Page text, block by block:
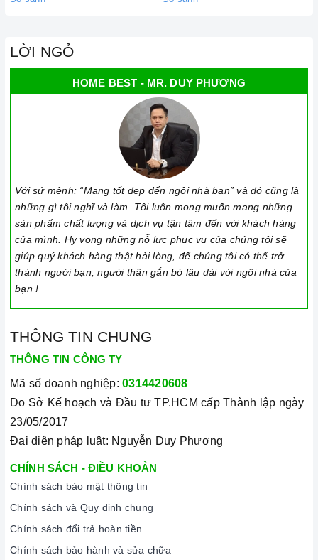
Mã sản phẩm DG 980
Xuất xứ
Loại sản phẩm Máy hút mùi kính ngang
Thép ko gỉ
3 năm
Công suất hút 637 m3/h
Chế độ khử mùi bằng
than hoạt tính
Có
qua ống thoát
Đèn chiếu sáng
LỜI NGỎ
HOME BEST - MR. DUY PHƯƠNG
Với sứ mệnh: “Mang tốt đẹp đến ngôi nhà bạn” và đó cũng là
những gì tôi nghĩ và làm. Tôi luôn mong muốn mang những
sản phẩm chất lượng và dịch vụ tận tâm đến với khách hàng
của mình. Hy vọng những nỗ lực phục vụ của chúng tôi sẽ
giúp quý khách hàng thật hài lòng, để chúng tôi có thể trở
thành người bạn, người thân gắn bó lâu dài với ngôi nhà của
bạn !
THÔNG TIN CHUNG
THÔNG TIN CÔNG TY
Mã số doanh nghiệp: 0314420608
Do Sở Kế hoạch và Đầu tư TP.HCM cấp Thành lập ngày
23/05/2017
Đại diện pháp luật: Nguyễn Duy Phương
CHÍNH SÁCH - ĐIỀU KHOẢN
Chính sách bảo mật thông tin
Chính sách và Quy định chung
Chính sách đổi trả hoàn tiền
Chính sách bảo hành và sửa chữa